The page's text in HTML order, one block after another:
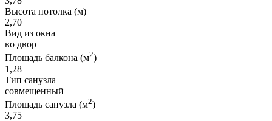
Высота потолка (м)
2,70
Вид из окна
во двор
Площадь балкона (м2)
1,28
Тип санузла
совмещенный
Площадь санузла (м2)
3,75